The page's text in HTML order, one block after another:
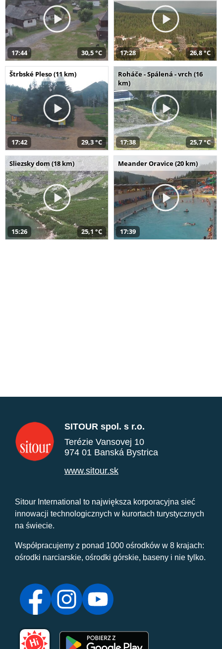
17:44 30,5 °C 17:28 26,8 °C
Štrbské Pleso (11 km)
17:42 29,3 °C
Roháče - Spálená - vrch (16
km)
17:38 25,7 °C
Sliezsky dom (18 km)
15:26 25,1 °C
Meander Oravice (20 km)
17:39
SITOUR spol. s r.o.
Terézie Vansovej 10
974 01 Banská Bystrica
www.sitour.sk
Sitour International to największa korporacyjna sieć
innowacji technologicznych w kurortach turystycznych
na świecie.
Współpracujemy z ponad 1000 ośrodków w 8 krajach:
ośrodki narciarskie, ośrodki górskie, baseny i nie tylko.